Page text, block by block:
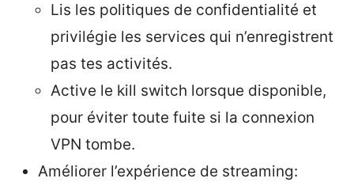
Lis les politiques de confidentialité et
privilégie les services qui n’enregistrent
pas tes activités.
Active le kill switch lorsque disponible,
pour éviter toute fuite si la connexion
VPN tombe.
Améliorer l’expérience de streaming: